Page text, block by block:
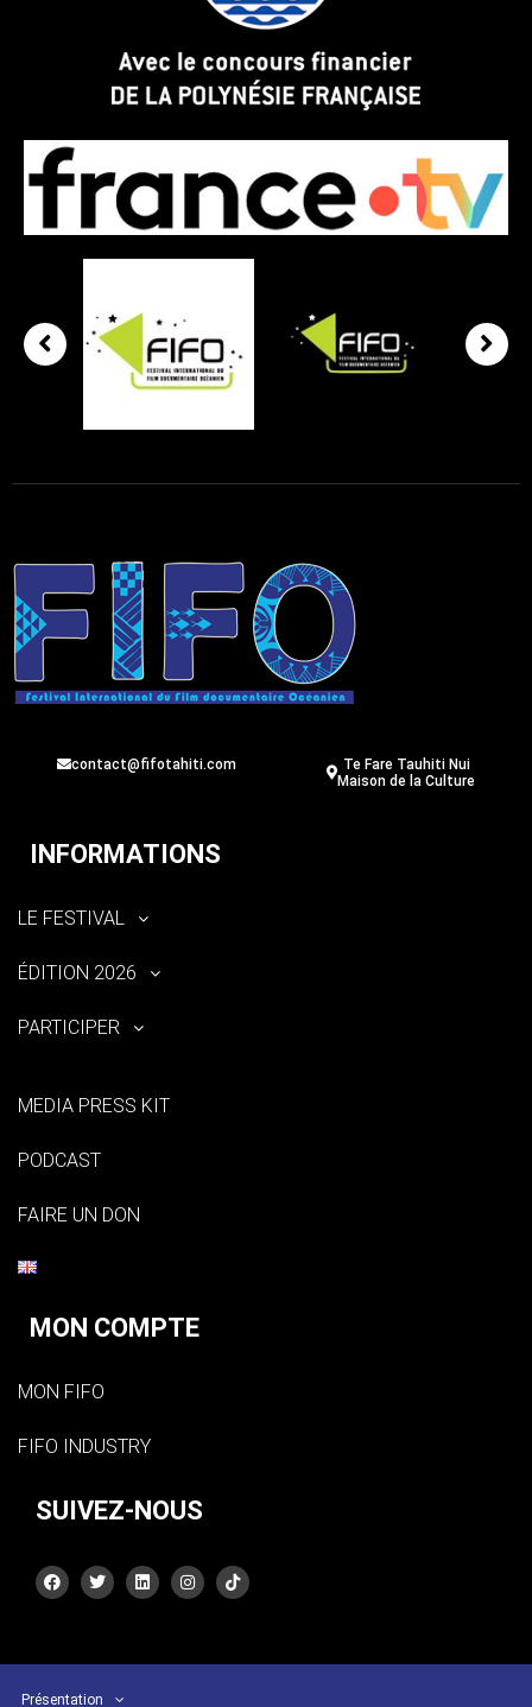
contact@fifotahiti.com
Te Fare Tauhiti Nui
Maison de la Culture
INFORMATIONS
LE FESTIVAL
ÉDITION 2026
PARTICIPER
MEDIA PRESS KIT
PODCAST
FAIRE UN DON
MON COMPTE
MON FIFO
FIFO INDUSTRY
SUIVEZ-NOUS
Présentation